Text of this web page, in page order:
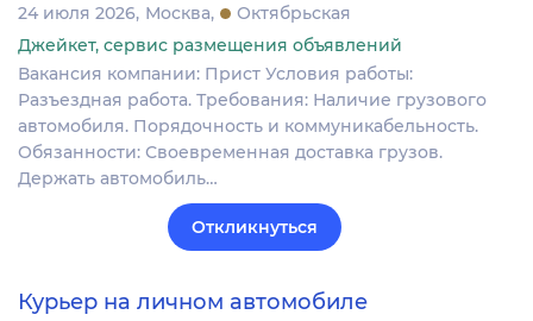
24 июля 2026 Москва
Октябрьская
Джейкет, сервис размещения объявлений
Вакансия компании: Прист Условия работы:
Разъездная работа. Требования: Наличие грузового
автомобиля. Порядочность и коммуникабельность.
Обязанности: Своевременная доставка грузов.
Держать автомобиль…
Откликнуться
Курьер на личном автомобиле